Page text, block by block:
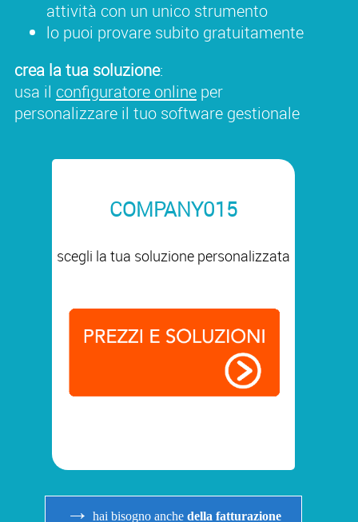
attività con un unico strumento
lo puoi provare subito gratuitamente
crea la tua soluzione:
usa il configuratore online per
personalizzare il tuo software gestionale
COMPANY015
scegli la tua soluzione personalizzata
→ hai bisogno anche della fatturazione